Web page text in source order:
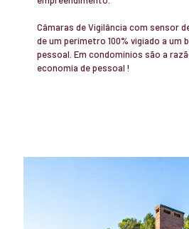
Câmaras de Vigilância com sensor
de um perímetro 100% vigiado a um
pessoal. Em condomínios são a
economia de pessoal !